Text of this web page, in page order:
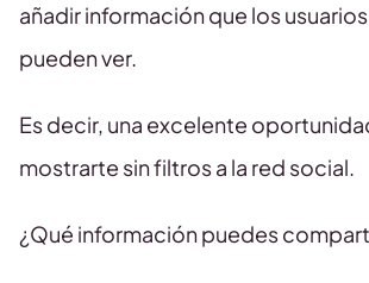
añadir información que los
pueden ver.
Es decir, una excelente
mostrarte sin filtros a la red social.
¿Qué información puedes